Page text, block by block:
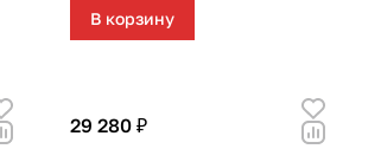
В корзину
29 280 ₽